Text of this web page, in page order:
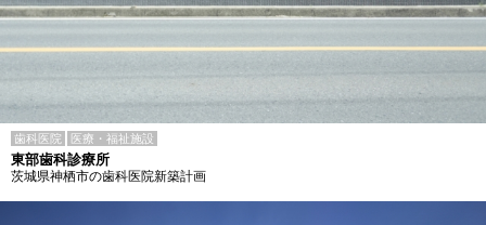
歯科医院 医療・福祉施設
東部歯科診療所
茨城県神栖市の歯科医院新築計画